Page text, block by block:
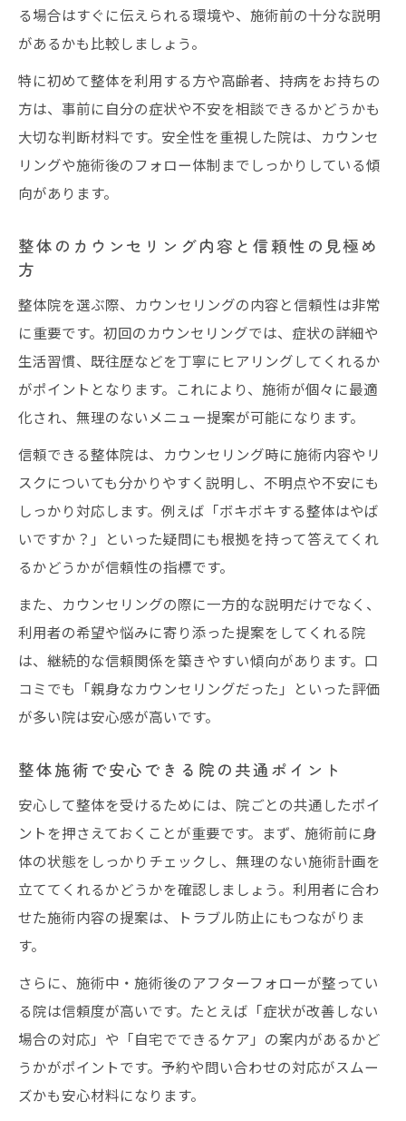
る場合はすぐに伝えられる環境や、施術前の十分な説明
があるかも比較しましょう。
特に初めて整体を利用する方や高齢者、持病をお持ちの
方は、事前に自分の症状や不安を相談できるかどうかも
大切な判断材料です。安全性を重視した院は、カウンセ
リングや施術後のフォロー体制までしっかりしている傾
向があります。
整体のカウンセリング内容と信頼性の見極め
方
整体院を選ぶ際、カウンセリングの内容と信頼性は非常
に重要です。初回のカウンセリングでは、症状の詳細や
生活習慣、既往歴などを丁寧にヒアリングしてくれるか
がポイントとなります。これにより、施術が個々に最適
化され、無理のないメニュー提案が可能になります。
信頼できる整体院は、カウンセリング時に施術内容やリ
スクについても分かりやすく説明し、不明点や不安にも
しっかり対応します。例えば「ボキボキする整体はやば
いですか？」といった疑問にも根拠を持って答えてくれ
るかどうかが信頼性の指標です。
また、カウンセリングの際に一方的な説明だけでなく、
利用者の希望や悩みに寄り添った提案をしてくれる院
は、継続的な信頼関係を築きやすい傾向があります。口
コミでも「親身なカウンセリングだった」といった評価
が多い院は安心感が高いです。
整体施術で安心できる院の共通ポイント
安心して整体を受けるためには、院ごとの共通したポイ
ントを押さえておくことが重要です。まず、施術前に身
体の状態をしっかりチェックし、無理のない施術計画を
立ててくれるかどうかを確認しましょう。利用者に合わ
せた施術内容の提案は、トラブル防止にもつながりま
す。
さらに、施術中・施術後のアフターフォローが整ってい
る院は信頼度が高いです。たとえば「症状が改善しない
場合の対応」や「自宅でできるケア」の案内があるかど
うかがポイントです。予約や問い合わせの対応がスムー
ズかも安心材料になります。